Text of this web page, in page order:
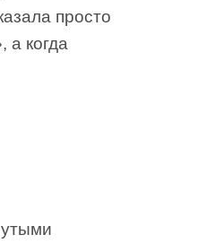
просто
а когда